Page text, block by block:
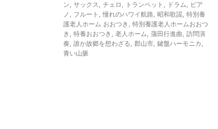
ン サックス チェロ トランペット ドラム
ピア
ノ
フルート 憧れのハワイ航路 昭和歌謡 特別養
護老人ホーム おおつき
特別養護老人ホームおおつ
き
特養おおつき 老人ホーム 蒲田行進曲 訪問演
奏 誰か故郷を想わざる 郡山市 鍵盤ハーモニカ
青い山脈